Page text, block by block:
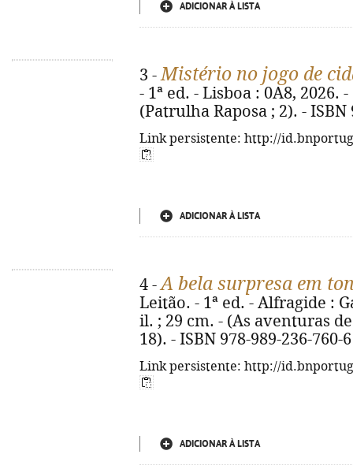
ADICIONAR À LISTA
3 -Mistério no jogo de
- 1ª ed. - Lisboa : 0A8, 2026.
(Patrulha Raposa ; 2). - ISBN
Link persistente: http://
ADICIONAR À LISTA
4 -A bela surpresa em
Leitão. - 1ª ed. - Alfragide :
il. ; 29 cm. - (As aventuras
18). - ISBN 978-989-236-760-6
Link persistente: http://
ADICIONAR À LISTA